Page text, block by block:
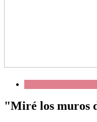
"Miré los muros